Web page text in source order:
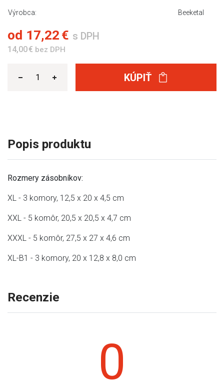
Výrobca: Beeketal
od 17,22 € s DPH
14,00 € bez DPH
KÚPIŤ
Popis produktu
Rozmery zásobníkov:
XL - 3 komory, 12,5 x 20 x 4,5 cm
XXL - 5 komôr, 20,5 x 20,5 x 4,7 cm
XXXL - 5 komôr, 27,5 x 27 x 4,6 cm
XL-B1 - 3 komory, 20 x 12,8 x 8,0 cm
Recenzie
0